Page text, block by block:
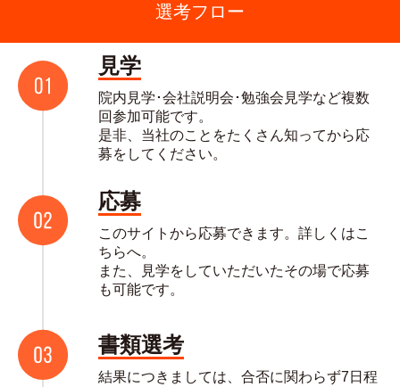
選考フロー
見学
院内見学･会社説明会･勉強会見学など複数
回参加可能です。
是非、当社のことをたくさん知ってから応
募をしてください。
応募
このサイトから応募できます。詳しくはこ
ちらへ。
また、見学をしていただいたその場で応募
も可能です。
書類選考
結果につきましては、合否に関わらず7日程